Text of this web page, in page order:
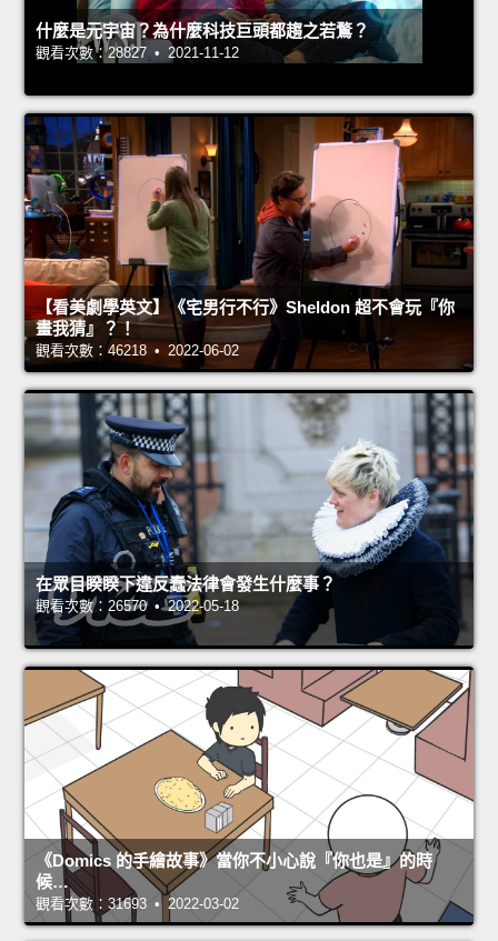
什麼是元宇宙？為什麼科技巨頭都趨之若鶩？
觀看次數：28827 • 2021-11-12
【看美劇學英文】《宅男行不行》Sheldon 超不會玩『你
畫我猜』？！
觀看次數：46218 • 2022-06-02
在眾目睽睽下違反蠢法律會發生什麼事？
觀看次數：26570 • 2022-05-18
《Domics 的手繪故事》當你不小心說『你也是』的時
候…
觀看次數：31693 • 2022-03-02